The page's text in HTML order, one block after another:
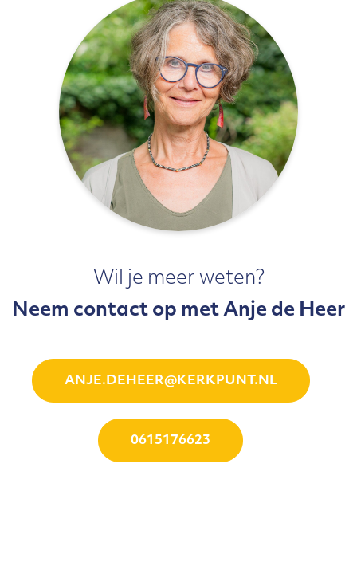
Wil je meer weten?
Neem contact op met Anje de Heer
ANJE.DEHEER@KERKPUNT.NL
0615176623